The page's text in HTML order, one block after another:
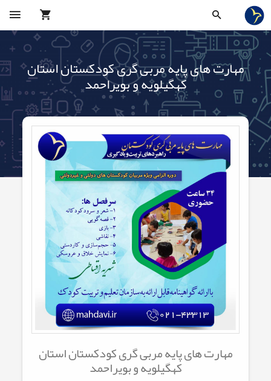
مهارت های پایه مربی گری کودکستان استان
کهگیلویه و بویراحمد
مهارت های پایه مربی گری کودکستان استان
کهگیلویه و بویراحمد